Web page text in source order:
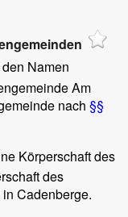
Namen
Am
nach §§
Körperschaft des
des
Cadenberge.